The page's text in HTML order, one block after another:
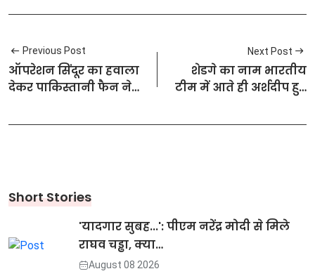
Previous Post
ऑपरेशन सिंदूर का हवाला
देकर पाकिस्तानी फैन ने
Next Post
शेडगे का नाम भारतीय
टीम में आते ही अर्शदीप हुए
सूर्यांश हो गए थे बेहद
Short Stories
'यादगार सुबह...': पीएम नरेंद्र मोदी से मिले
राघव चड्ढा, क्या…
August 08 2026